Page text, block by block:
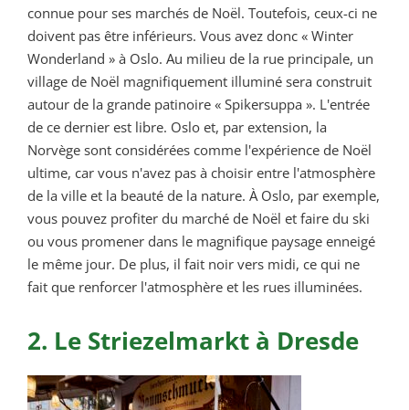
connue pour ses marchés de Noël. Toutefois, ceux-ci ne
doivent pas être inférieurs. Vous avez donc « Winter
Wonderland » à Oslo. Au milieu de la rue principale, un
village de Noël magnifiquement illuminé sera construit
autour de la grande patinoire « Spikersuppa ». L'entrée
de ce dernier est libre. Oslo et, par extension, la
Norvège sont considérées comme l'expérience de Noël
ultime, car vous n'avez pas à choisir entre l'atmosphère
de la ville et la beauté de la nature. À Oslo, par exemple,
vous pouvez profiter du marché de Noël et faire du ski
ou vous promener dans le magnifique paysage enneigé
le même jour. De plus, il fait noir vers midi, ce qui ne
fait que renforcer l'atmosphère et les rues illuminées.
2. Le Striezelmarkt à Dresde